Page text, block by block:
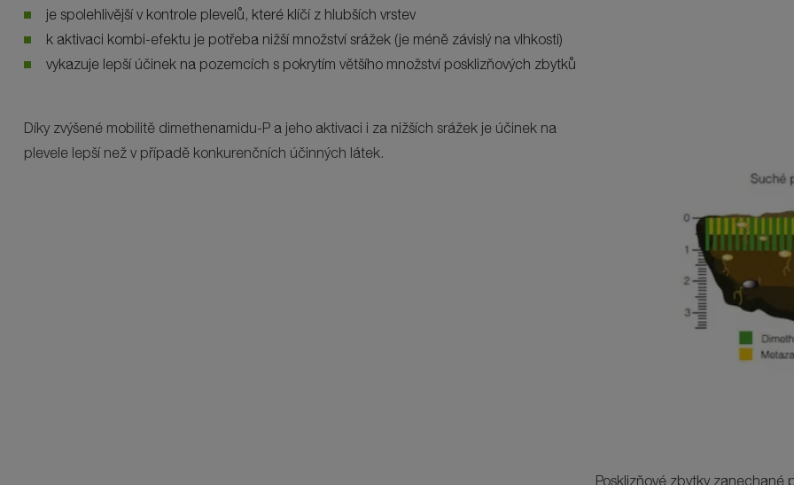
je spolehlivější v kontrole plevelů, které klíčí z hlubších vrstev
k aktivaci kombi-efektu je potřeba nižší množství srážek (je méně závislý na vlhkosti)
vykazuje lepší účinek na pozemcích s pokrytím většího množství posklizňových zbytků
Díky zvýšené mobilitě dimethenamidu-P a jeho aktivaci i za nižších srážek je účinek na
plevele lepší než v případě konkurenčních účinných látek.
Posklizňové zbytky zanechané